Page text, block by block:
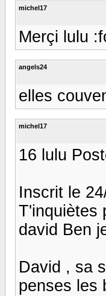
michel17
Merçi lulu
angels24
elles
michel17
16 lulu
Inscrit le
T'inquiètes
david Ben
David , sa
penses les